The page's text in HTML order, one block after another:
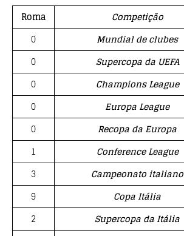
Roma Competição
0
Mundial de clubes
0
Supercopa da UEFA
0
Champions League
0
Europa League
0
Recopa da Europa
1
Conference League
3
Campeonato italiano
9
Copa Itália
2
Supercopa da Itália